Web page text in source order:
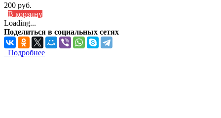
200 руб.
В корзину
Loading...
Поделиться в социальных сетях
Подробнее